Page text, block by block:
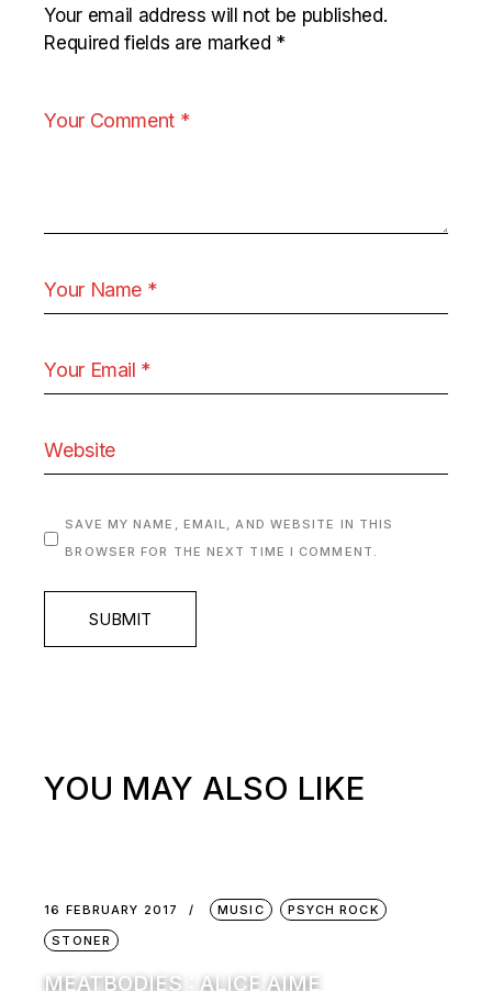
Your email address will not be published.
Required fields are marked *
SAVE MY NAME, EMAIL, AND WEBSITE IN THIS
BROWSER FOR THE NEXT TIME I COMMENT.
SUBMIT
YOU MAY ALSO LIKE
16 FEBRUARY 2017 MUSIC
PSYCH ROCK
STONER
MEATBODIES : ALICE AIME